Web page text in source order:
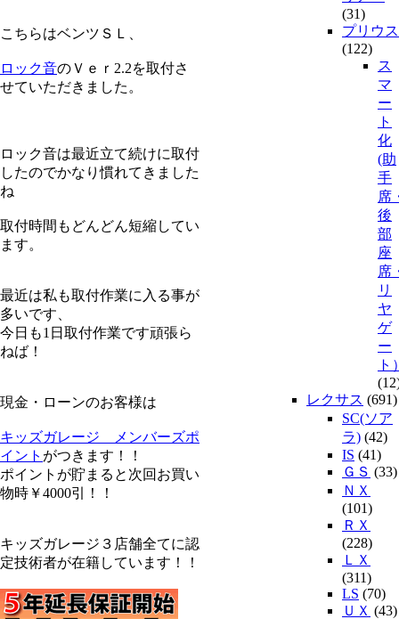
こちらはベンツＳＬ、
ロック音のＶｅｒ2.2を取付さ
せていただきました。
ロック音は最近立て続けに取付
したのでかなり慣れてきました
ね
取付時間もどんどん短縮してい
ます。
最近は私も取付作業に入る事が
多いです、
今日も1日取付作業です頑張ら
ねば！
現金・ローンのお客様は
キッズガレージ メンバーズポ
イント がつきます！！
ポイントが貯まると次回お買い
物時￥4000引！！
キッズガレージ３店舗全てに認
定技術者が在籍しています！！
(31)
プリウス
(122)
ス
マ
ー
ト
化
(助
手
席
後
部
座
席
リ
ヤ
ゲ
ー
ト
レクサス (691)
SC(ソア
ラ) (42)
IS (41)
ＧＳ (33)
ＮＸ
(101)
ＲＸ
(228)
ＬＸ
(311)
LS (70)
ＵＸ (43)